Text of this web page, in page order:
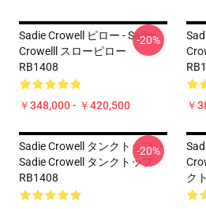
Sadie Crowell ピロー - Sadie
Crowelll スローピロー
RB1408
￥348,000 - ￥420,500
-20%
￥
Sadie Crowell タンクトップ ・
Sadie Crowell タンクトップ
RB1408
-20%
ク